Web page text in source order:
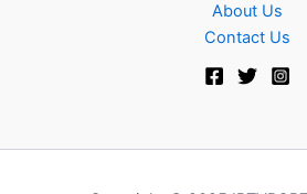
About Us
Contact Us